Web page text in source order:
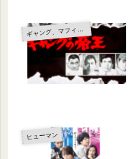
ギ ャング、マフィア、ヤクザ
ヒューマン